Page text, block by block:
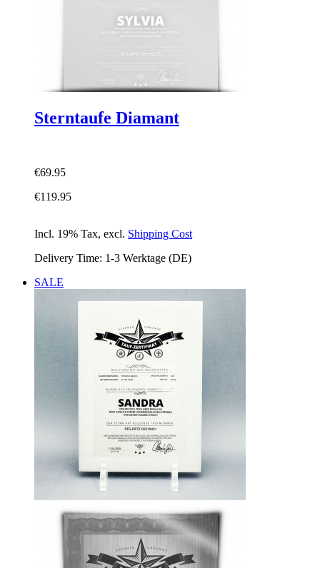
Sterntaufe Diamant
€69.95
€119.95
Incl. 19% Tax, excl. Shipping Cost
Delivery Time: 1-3 Werktage (DE)
SALE